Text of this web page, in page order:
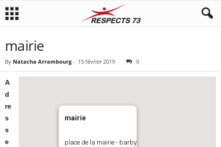
mairie
By Natacha Arrambourg - 15 février 2019 0
mairie
place de la mairie - barby
A
d
re
s
s
e